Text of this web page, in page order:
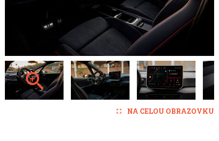
NA CELOU OBRAZOVKU